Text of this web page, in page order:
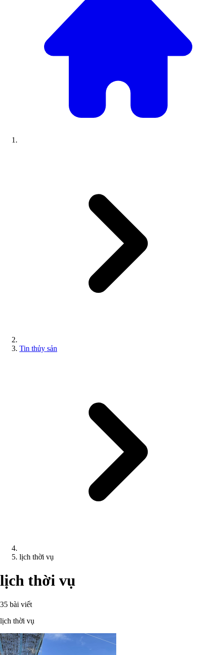
Tin thủy sản
lịch thời vụ
lịch thời vụ
35 bài viết
lịch thời vụ